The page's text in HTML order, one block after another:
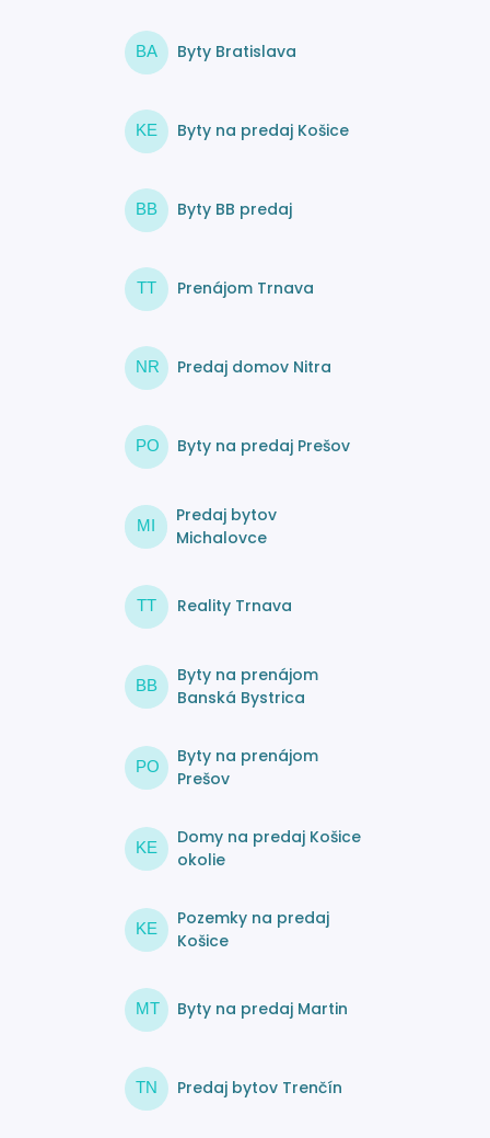
BA Byty Bratislava
KE Byty na predaj Košice
BB Byty BB predaj
TT Prenájom Trnava
NR Predaj domov Nitra
PO Byty na predaj Prešov
MI
Predaj bytov
Michalovce
TT Reality Trnava
BB
Byty na prenájom
Banská Bystrica
PO
Byty na prenájom
Prešov
KE
Domy na predaj Košice
okolie
KE
Pozemky na predaj
Košice
MT Byty na predaj Martin
TN Predaj bytov Trenčín